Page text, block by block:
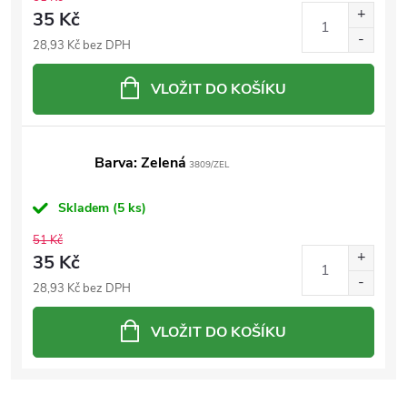
35 Kč
28,93 Kč bez DPH
VLOŽIT DO KOŠÍKU
Barva: Zelená 3809/ZEL
Skladem (5 ks)
51 Kč
35 Kč
28,93 Kč bez DPH
VLOŽIT DO KOŠÍKU